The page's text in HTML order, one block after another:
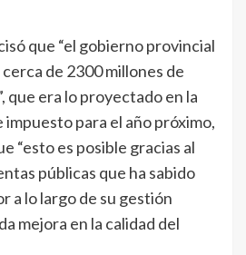
que “el gobierno provincial
de 2300 millones de
que era lo proyectado en la
para el año próximo,
“esto es posible gracias al
públicas que ha sabido
a lo largo de su gestión
mejora en la calidad del